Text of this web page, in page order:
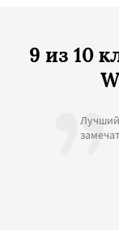
9 из 10
Лучший